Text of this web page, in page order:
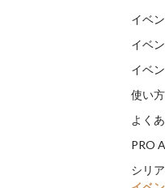
イベ
イベ
イベ
使い方
よく
PRO
シリ